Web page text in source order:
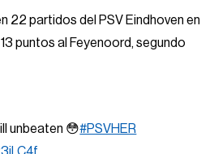
22 partidos del PSV Eindhoven en
puntos al Feyenoord, segundo
unbeaten 😳#PSVHER